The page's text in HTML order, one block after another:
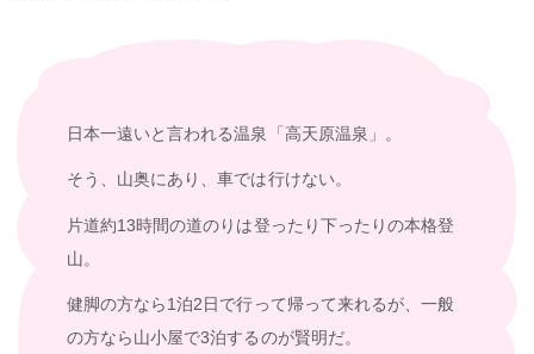
日本一遠いと言われる温泉「高天原温泉」。
そう、山奥にあり、車では行けない。
片道約13時間の道のりは登ったり下ったりの本格登
山。
健脚の方なら1泊2日で行って帰って来れるが、一般
の方なら山小屋で3泊するのが賢明だ。